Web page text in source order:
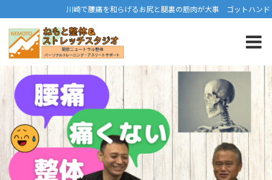
川崎で腰痛を和らげるお尻と腿裏の筋肉が大事 ゴットハンド